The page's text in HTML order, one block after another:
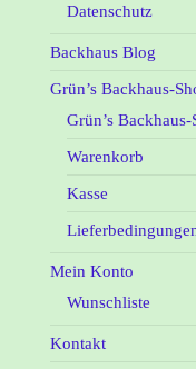
Datenschutz
Backhaus Blog
Grün’s Backhaus-
Grün’s Backhaus-
Warenkorb
Kasse
Mein Konto
Wunschliste
Kontakt